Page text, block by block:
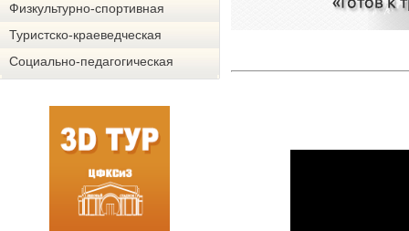
Физкультурно-спортивная
Туристско-краеведческая
Социально-педагогическая